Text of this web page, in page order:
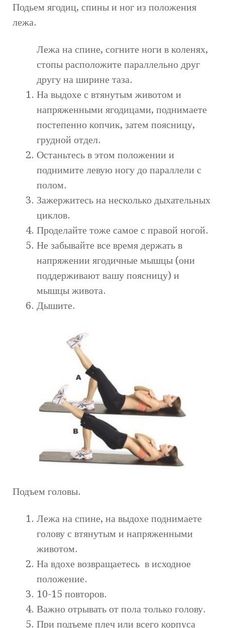
Подьем ягодиц, спины и ног из положения
лежа.
Лежа на спине, согните ноги в коленях,
стопы расположите параллельно друг
другу на ширине таза.
На выдохе с втянутым животом и
напряженными ягодицами, поднимаете
постепенно копчик, затем поясницу,
грудной отдел.
Останьтесь в этом положении и
поднимите левую ногу до параллели с
полом.
Зажержитесь на несколько дыхательных
циклов.
Проделайте тоже самое с правой ногой.
Не забывайте все время держать в
напряжении ягодичные мышцы (они
поддерживают вашу поясницу) и
мышцы живота.
Дышите.
Подъем головы.
Лежа на спине, на выдохе поднимаете
голову с втянутым и напряженными
животом.
На вдохе возвращаетесь в исходное
положение.
10-15 повторов.
Важно отрывать от пола только голову.
При подъеме плеч или всего корпуса